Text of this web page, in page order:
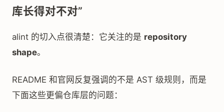
库长得对不对”
alint 的切入点很清楚：它关注的是 repository
shape。
README 和官网反复强调的不是 AST 级规则，而是
下面这些更偏仓库层的问题：